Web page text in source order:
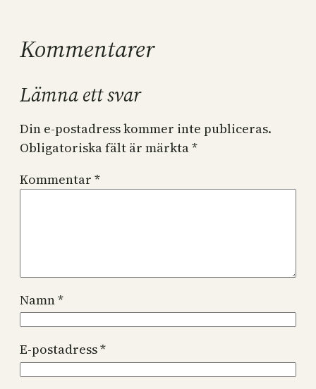
Kommentarer
Lämna ett svar
Din e-postadress kommer inte publiceras.
Obligatoriska fält är märkta*
Kommentar *
Namn*
E-postadress*